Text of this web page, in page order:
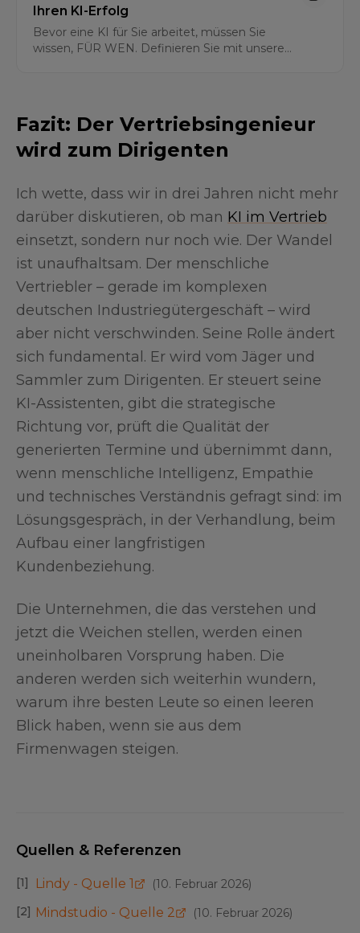
Ihren KI-Erfolg
Bevor eine KI für Sie arbeitet, müssen Sie
wissen, FÜR WEN. Definieren Sie mit unserem
Fazit: Der Vertriebsingenieur
wird zum Dirigenten
Ich wette, dass wir in drei Jahren nicht mehr
darüber diskutieren, ob man KI im Vertrieb
einsetzt, sondern nur noch wie. Der Wandel
ist unaufhaltsam. Der menschliche
Vertriebler – gerade im komplexen
deutschen Industriegütergeschäft – wird
aber nicht verschwinden. Seine Rolle ändert
sich fundamental. Er wird vom Jäger und
Sammler zum Dirigenten. Er steuert seine
KI-Assistenten, gibt die strategische
Richtung vor, prüft die Qualität der
generierten Termine und übernimmt dann,
wenn menschliche Intelligenz, Empathie
und technisches Verständnis gefragt sind: im
Lösungsgespräch, in der Verhandlung, beim
Aufbau einer langfristigen
Kundenbeziehung.
Die Unternehmen, die das verstehen und
jetzt die Weichen stellen, werden einen
uneinholbaren Vorsprung haben. Die
anderen werden sich weiterhin wundern,
warum ihre besten Leute so einen leeren
Blick haben, wenn sie aus dem
Firmenwagen steigen.
Quellen & Referenzen
[1] Lindy - Quelle 1 (10. Februar 2026)
[2] Mindstudio - Quelle 2 (10. Februar 2026)